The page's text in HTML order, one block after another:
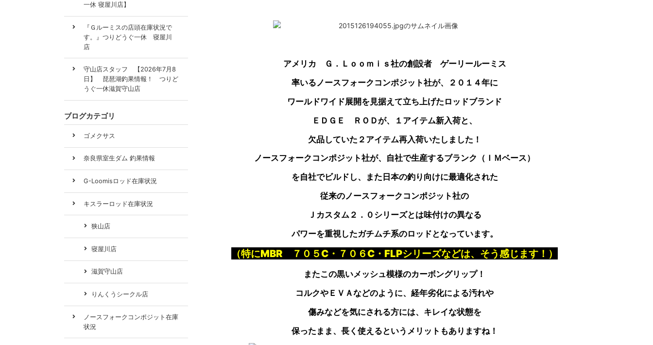
アメリカ Ｇ．Ｌｏｏｍｉｓ社の創設者 ゲーリールーミス
率いるノースフォークコンポジット社が、２０１４年に
ワールドワイド展開を見据えて立ち上げたロッドブランド
ＥＤＧＥ ＲＯＤが、１アイテム新入荷と、
欠品していた２アイテム再入荷いたしました！
ノースフォークコンポジット社が、自社で生産するブランク（ＩＭベース）
を自社でビルドし、また日本の釣り向けに最適化された
従来のノースフォークコンポジット社の
Ｊカスタム２．０シリーズとは味付けの異なる
パワーを重視したガチムチ系のロッドとなっています。
（特にMBR ７０５C・７０６C・FLPシリーズなどは、そう感じます！）
またこの黒いメッシュ模様のカーボングリップ！
コルクやＥＶＡなどのように、経年劣化による汚れや
傷みなどを気にされる方には、キレイな状態を
保ったまま、長く使えるというメリットもありますね！
一休 寝屋川店】
『Ｇルーミスの店頭在庫状況で
す。』つりどうぐ一休 寝屋川
店
守山店スタッフ 【2026年7月8
日】 琵琶湖釣果情報！ つりど
うぐ一休滋賀守山店
ブログカテゴリ
ゴメクサス
奈良県室生ダム 釣果情報
G-Loomisロッド在庫状況
キスラーロッド在庫状況
狭山店
寝屋川店
滋賀守山店
りんくうシークル店
ノースフォークコンポジット在庫
状況